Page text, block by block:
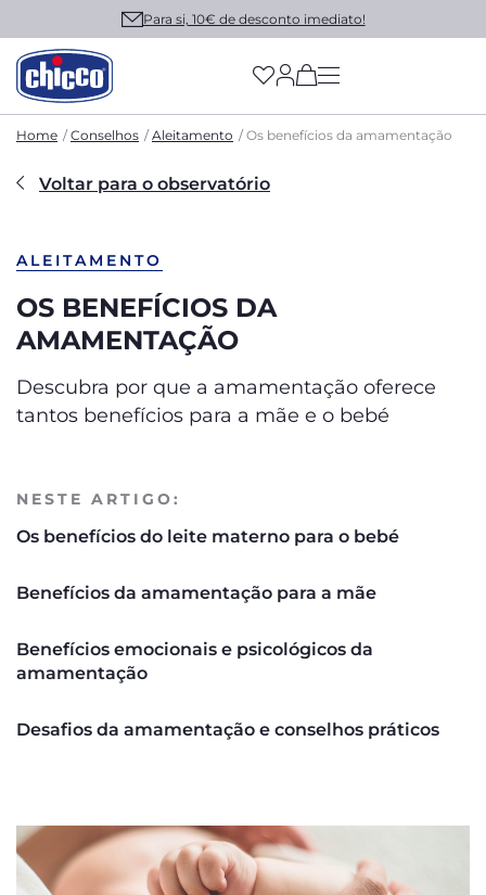
Para si, 10€ de desconto imediato!
(has more options
Home Conselhos Aleitamento Os benefícios da amamentação
Voltar para o observatório
ALEITAMENTO
OS BENEFÍCIOS DA
AMAMENTAÇÃO
Descubra por que a amamentação oferece
tantos benefícios para a mãe e o bebé
NESTE ARTIGO:
Os benefícios do leite materno para o bebé
Benefícios da amamentação para a mãe
Benefícios emocionais e psicológicos da
amamentação
Desafios da amamentação e conselhos práticos